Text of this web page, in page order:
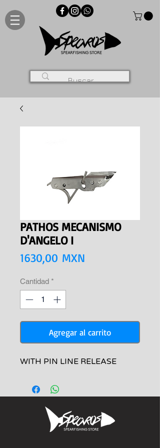
PATHOS MECANISMO
D'ANGELO I
1630,00 MXN
Cantidad *
Agregar al carrito
WITH PIN LINE RELEASE